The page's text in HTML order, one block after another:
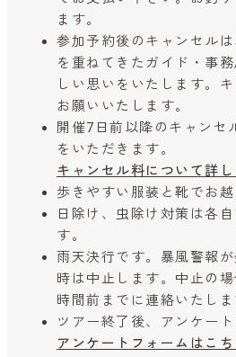
ます。
参加予約後のキャンセル
を重ねてきたガイド・事
しい思いをいたします。
お願いいたします。
開催7日前以降のキャンセ
をいただきます。
キャンセル料について詳
歩きやすい服装と靴でお越
日除け、虫除け対策は各
す。
雨天決行です。暴風警報
時は中止します。中止の
時間前までに連絡いたしま
ツアー終了後、アンケート
アンケートフォームはこち